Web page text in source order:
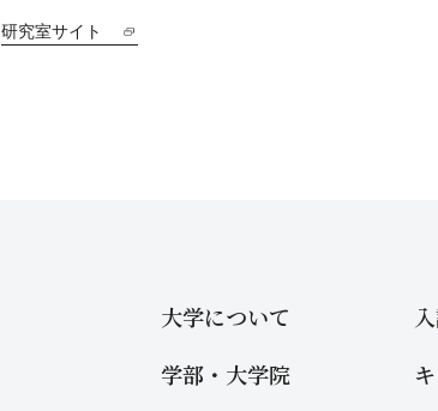
研究室サイト
大学について
学部・大学院